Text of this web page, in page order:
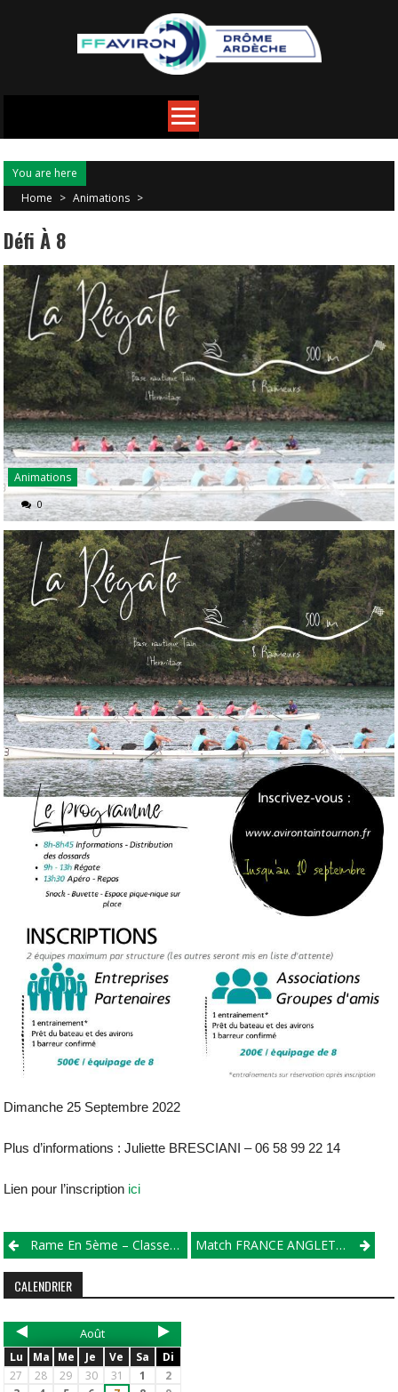
You are here
Home > Animations >
Défi À 8
Animations
0
Dimanche 25 Septembre 2022
Plus d’informations : Juliette BRESCIANI – 06 58 99 22 14
Lien pour l’inscription ici
Rame En 5ème – Classement Départemental 2021/2022 Match FRANCE ANGLETERRRE
CALENDRIER
Août
Lu Ma Me Je Ve Sa
Di
27
28 29 30 31 1
2